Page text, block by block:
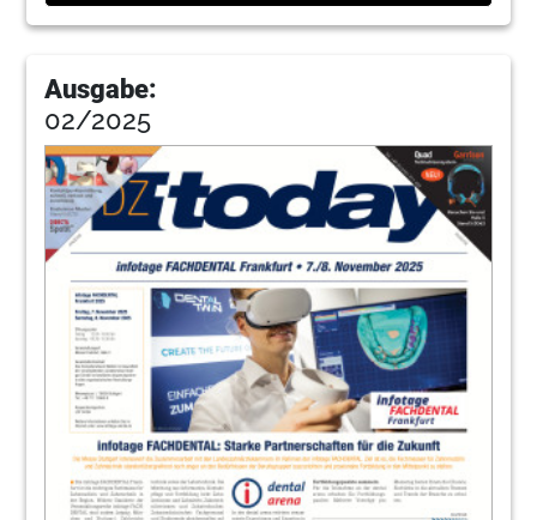
Ausgabe:
02/2025